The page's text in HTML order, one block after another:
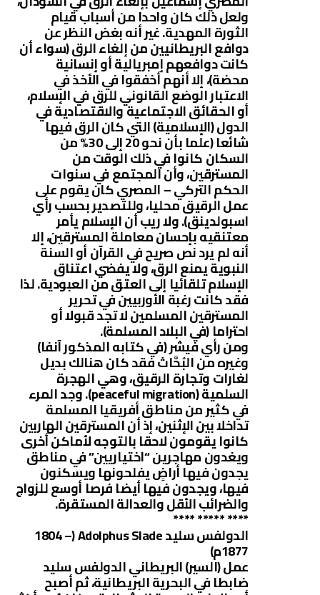
ولعل ذلك كان واحدا من أسباب قيام
الثورة المهدية. غير أنه بغض النظر عن
دوافع البريطانيين من إلغاء الرق (سواء أن
كانت دوافعهم إمبريالية أو إنسانية
محضة)، إلا أنهم أخفقوا في الأخذ في
الاعتبار الوضع القانوني للرق في الإسلام،
أو الحقائق الاجتماعية والاقتصادية في
الدول (الإسلامية) التي كان الرق فيها
شائعا (علما بأن نحو 20 إلى 30% من
السكان كانوا في ذلك الوقت من
المسترقين، وأن المجتمع في سنوات
الحكم التركي – المصري كان يقوم على
عمل الرقيق محليا، وللتصدير بحسب رأي
اسبولدينق). ولا ريب أن الإسلام يأمر
معتنقيه بإحسان معاملة المسترقين، إلا
أنه لم يرد نص صريح في القرآن أو السنة
النبوية يمنع الرق، ولا يفضي اعتناق
الإسلام تلقائيا إلى العتق من العبودية. لذا
فقد كانت رغبة الأوربيين في تحرير
المسترقين المسلمين لا تجد قبولا أو
احتراما (في البلاد المسلمة).
ومن رأي فيشر (في كتابه المذكور آنفا)
وغيره من البُحَّاث فقد كان هنالك بديل
لغارات وتجارة الرقيق، وهي الهجرة
السلمية (peaceful migration). وجد المرء
في كثير من مناطق أفريقيا المسلمة
تداخلا بين الإثنين، إذ أن المسترقين الهاربين
كانوا يقومون لاحقا بالتوجه لأماكن أخرى
ويغدون مهاجرين “اختياريين” في مناطق
يجدون فيها أراضٍ يفلحونها ويسكنون
فيها، ويجدون فيها أيضا فرصا أوسع للزواج
والضرائب الأقل والعدالة المستقرة.
**** ***** ****
الدولفس سليد Adolphus Slade (1804 –
1877م)
عمل (السير) البريطاني الدولفس سليد
ضابطا في البحرية البريطانية، ثم أصبح